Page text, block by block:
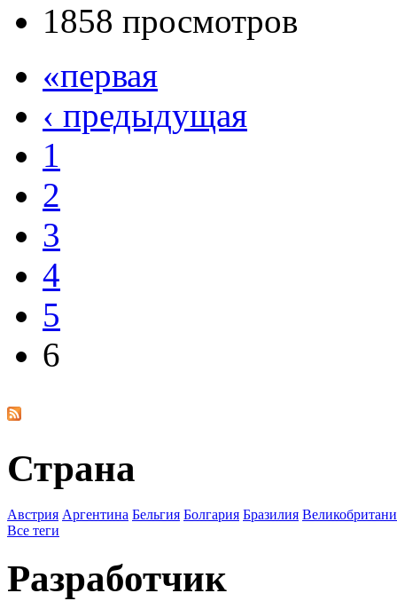
1858 просмотров
«первая
‹ предыдущая
1
2
3
4
5
6
Страна
Австрия Аргентина Бельгия Болгария Бразилия
Все теги
Разработчик